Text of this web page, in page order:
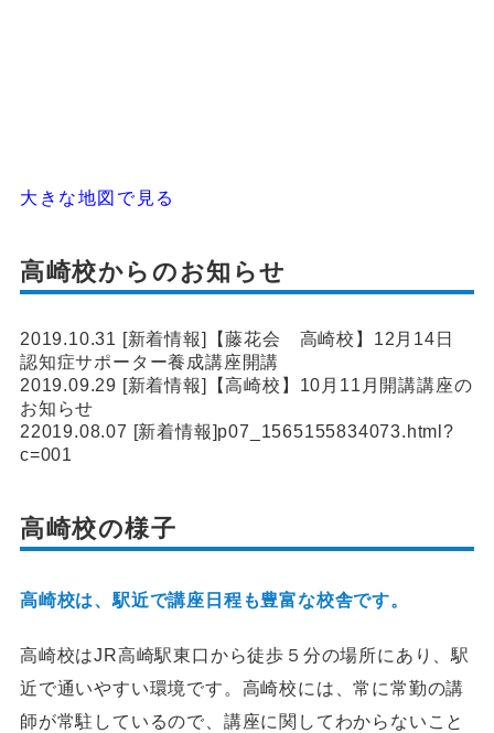
大きな地図で見る
高崎校からのお知らせ
2019.10.31 [新着情報]
【藤花会 高崎校】12月14日
認知症サポーター養成講座開講
2019.09.29 [新着情報]
【高崎校】10月11月開講講座の
お知らせ
22019.08.07 [新着情報]p07_1565155834073.html?
c=001
高崎校の様子
高崎校は、駅近で講座日程も豊富な校舎です。
高崎校はJR高崎駅東口から徒歩５分の場所にあり、駅
近で通いやすい環境です。高崎校には、常に常勤の講
師が常駐しているので、講座に関してわからないこと